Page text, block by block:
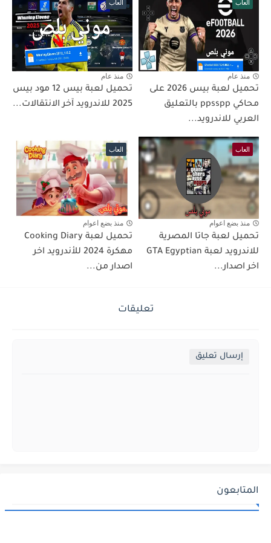
العاب
منذ عام
تحميل لعبة بيس 2026 على
محاكي ppsspp بالتعليق
العربي للاندرويد...
العاب
منذ عام
تحميل لعبة بيس 12 مود بيس
2025 للاندرويد آخر الانتقالات...
العاب
منذ بضع اعوام
تحميل لعبة جاتا المصرية
للاندرويد لعبة GTA Egyptian
اخر اصدار...
العاب
منذ بضع اعوام
تحميل لعبة Cooking Diary
مهكرة 2024 للأندرويد اخر
اصدار من...
تعليقات
إرسال تعليق
المتابعون